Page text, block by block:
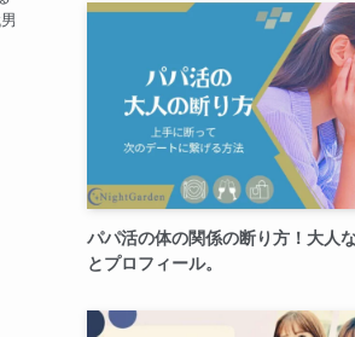
パパ活の体の関係の断り方！大人
とプロフィール。